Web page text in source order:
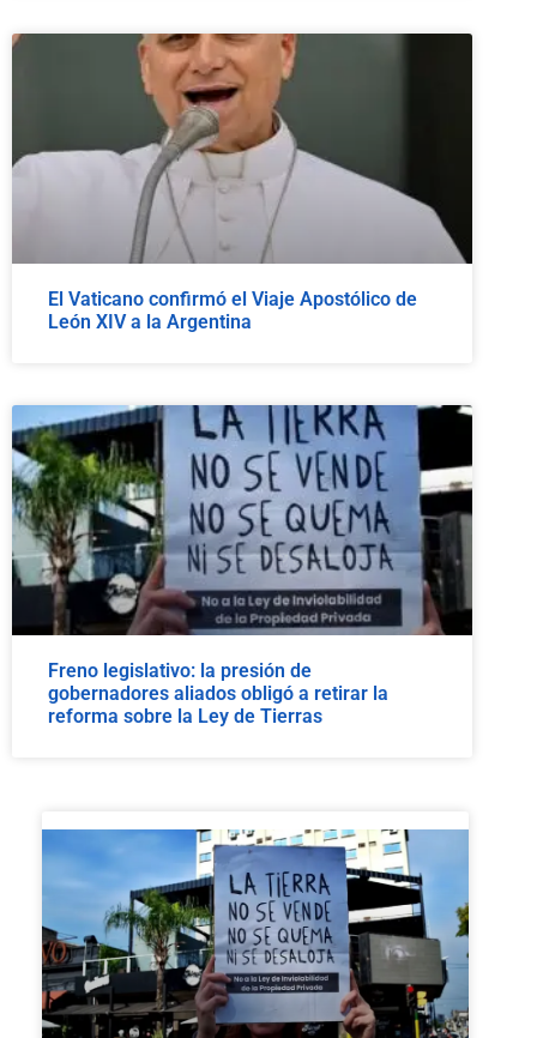
El Vaticano confirmó el Viaje Apostólico de
León XIV a la Argentina
Freno legislativo: la presión de
gobernadores aliados obligó a retirar la
reforma sobre la Ley de Tierras